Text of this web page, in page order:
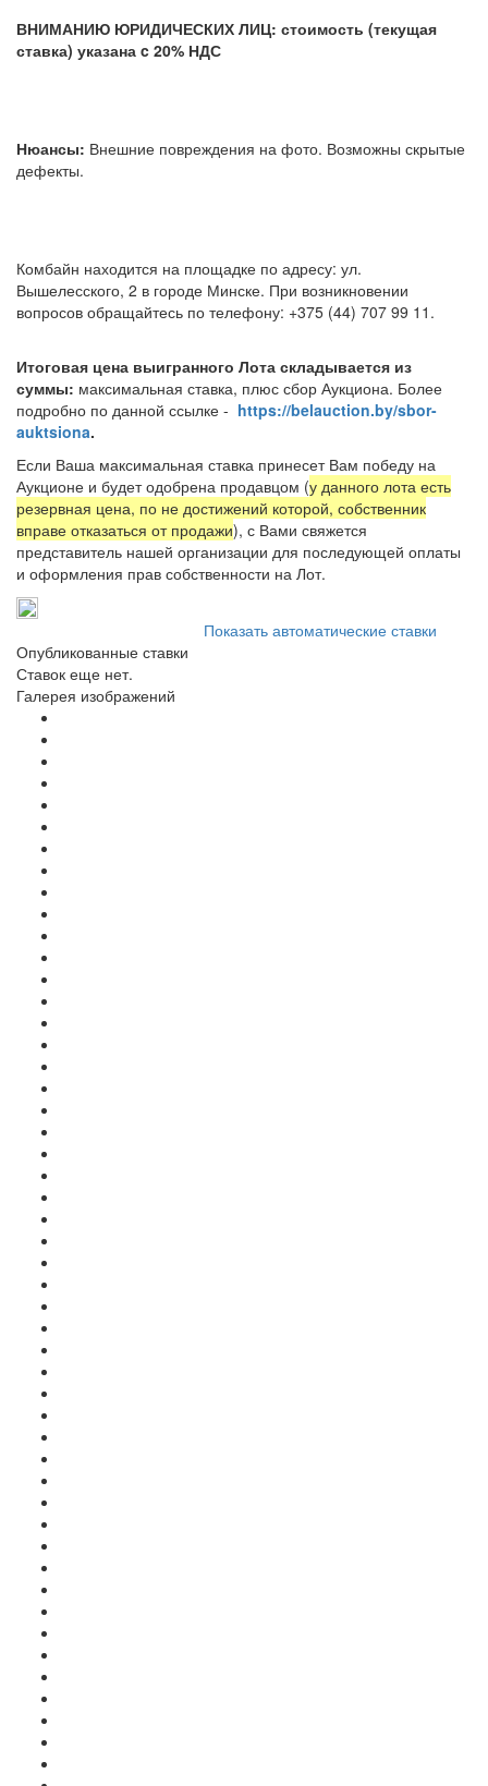
ВНИМАНИЮ ЮРИДИЧЕСКИХ ЛИЦ: стоимость (текущая
ставка) указана c 20% НДС
Нюансы: Внешние повреждения на фото. Возможны скрытые
дефекты.
Комбайн находится на площадке по адресу: ул.
Вышелесского, 2 в городе Минске. При возникновении
вопросов обращайтесь по телефону: +375 (44) 707 99 11.
Итоговая цена выигранного Лота складывается из
суммы: максимальная ставка, плюс сбор Аукциона. Более
подробно по данной ссылке - https://belauction.by/sbor-
auktsiona.
Если Ваша максимальная ставка принесет Вам победу на
Аукционе и будет одобрена продавцом (у данного лота есть
резервная цена, по не достижений которой, собственник
вправе отказаться от продажи), с Вами свяжется
представитель нашей организации для последующей оплаты
и оформления прав собственности на Лот.
Показать автоматические ставки
Опубликованные ставки
Ставок еще нет.
Галерея изображений